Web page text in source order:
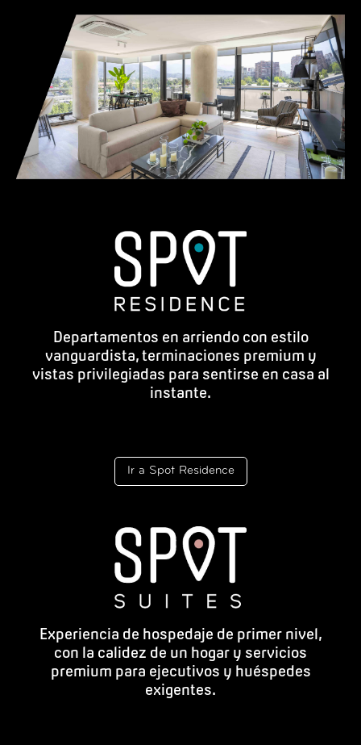
Departamentos en arriendo con estilo
vanguardista, terminaciones premium y
vistas privilegiadas para sentirse en casa al
instante.
Ir a Spot Residence
Experiencia de hospedaje de primer nivel,
con la calidez de un hogar y servicios
premium para ejecutivos y huéspedes
exigentes.